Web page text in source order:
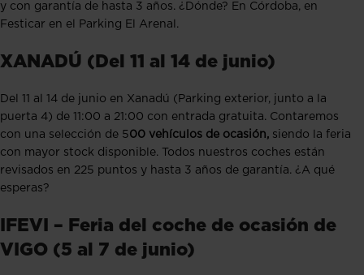
y con garantía de hasta 3 años. ¿Dónde? En Córdoba, en
Festicar en el Parking El Arenal.
XANADÚ (Del 11 al 14 de junio)
Del 11 al 14 de junio en Xanadú (Parking exterior, junto a la
puerta 4) de 11:00 a 21:00 con entrada gratuita. Contaremos
con una selección de 500 vehículos de ocasión, siendo la feria
con mayor stock disponible. Todos nuestros coches están
revisados en 225 puntos y hasta 3 años de garantía. ¿A qué
esperas?
IFEVI – Feria del coche de ocasión de
VIGO (5 al 7 de junio)